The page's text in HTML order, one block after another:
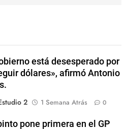
está desesperado por
dólares», afirmó Antonio
2
1 Semana Atrás 0
pone primera en el GP